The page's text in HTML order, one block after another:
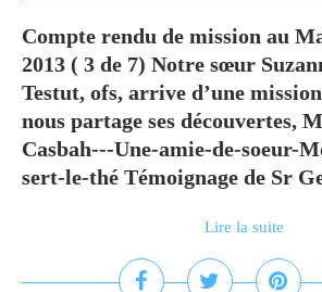
Compte rendu de mission au
2013 ( 3 de 7) Notre sœur
Testut, ofs, arrive d’une
nous partage ses découvertes,
Casbah---Une-amie-de-soeur-
sert-le-thé Témoignage de Sr
Lire la suite